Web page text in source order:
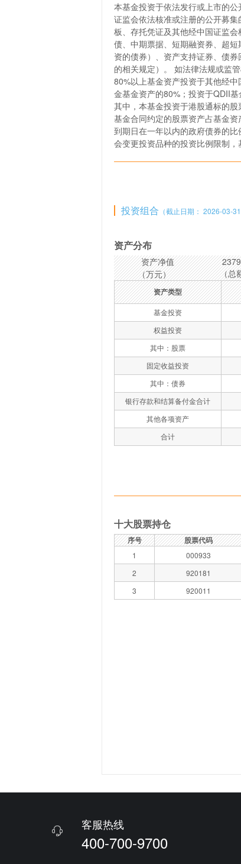
本基金投资于依法发行或上市的
证监会依法核准或注册的公开募
板、存托凭证及其他经中国证监
债、中期票据、短期融资券、超
资的债券）、资产支持证券、债
的相关规定）。 如法律法规或监
80%以上基金资产投资于其他经
金基金资产的80%；投资于QDII
其中，本基金投资于港股通标的
基金合同约定的股票资产占基金
到期日在一年以内的政府债券的
会变更投资品种的投资比例限制
投资组合 （截止日期： 2026-03-31
资产分布
资产净值
（万元）
（总
资产类型
基金投资
权益投资
其中：股票
固定收益投资
其中：债券
银行存款和结算备付金合计
其他各项资产
合计
十大股票持仓
序号 股票代码
1 000933
2
920181
3
920011
 客服热线
400-700-9700